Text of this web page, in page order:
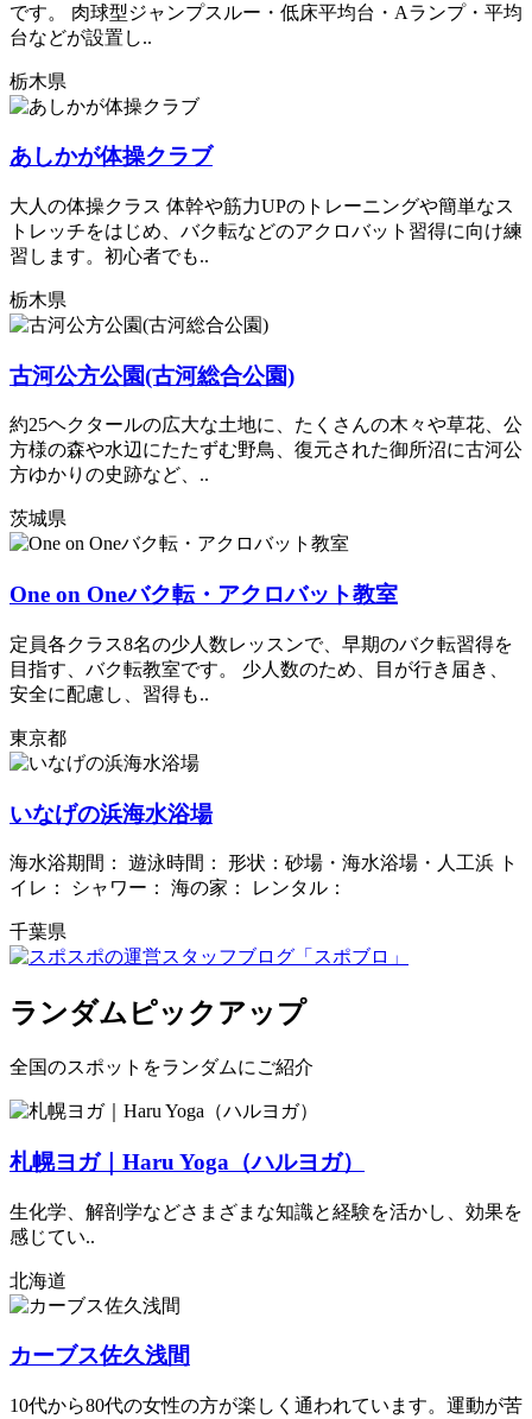
です。 肉球型ジャンプスルー・低床平均台・Aランプ・平均
台などが設置し..
栃木県
あしかが体操クラブ
大人の体操クラス 体幹や筋力UPのトレーニングや簡単なス
トレッチをはじめ、バク転などのアクロバット習得に向け練
習します。初心者でも..
栃木県
古河公方公園(古河総合公園)
約25ヘクタールの広大な土地に、たくさんの木々や草花、公
方様の森や水辺にたたずむ野鳥、復元された御所沼に古河公
方ゆかりの史跡など、..
茨城県
One on Oneバク転・アクロバット教室
定員各クラス8名の少人数レッスンで、早期のバク転習得を
目指す、バク転教室です。 少人数のため、目が行き届き、
安全に配慮し、習得も..
東京都
いなげの浜海水浴場
海水浴期間： 遊泳時間： 形状：砂場・海水浴場・人工浜 ト
イレ： シャワー： 海の家： レンタル：
千葉県
ランダムピックアップ
全国のスポットをランダムにご紹介
札幌ヨガ｜Haru Yoga（ハルヨガ）
生化学、解剖学などさまざまな知識と経験を活かし、効果を
感じてい..
北海道
カーブス佐久浅間
10代から80代の女性の方が楽しく通われています。運動が苦